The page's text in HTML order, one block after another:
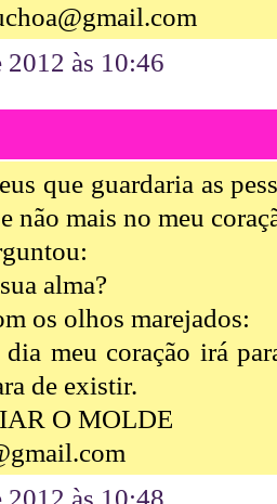
2012 às 10:46
que guardaria as
não mais no meu
alma?
os olhos marejados:
meu coração irá
de existir.
O MOLDE
2012 às 10:48